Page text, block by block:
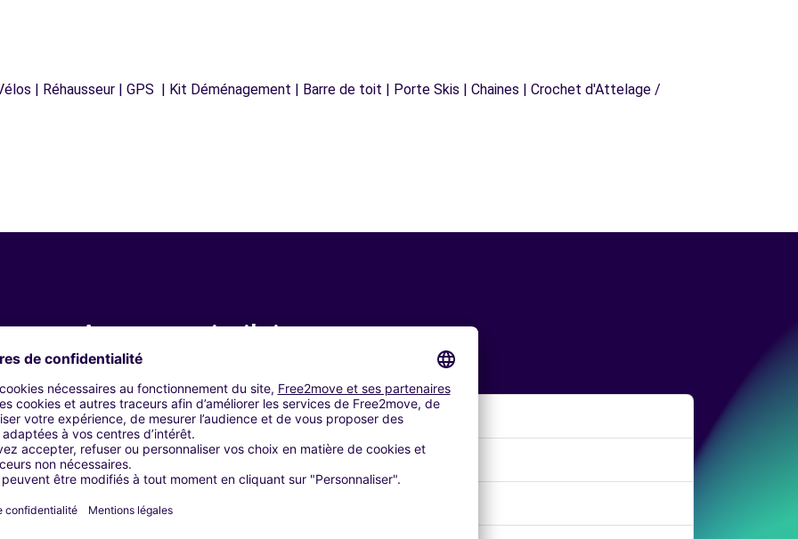
| Réhausseur | GPS | Kit Déménagement | Barre de toit | Porte Skis | Chaines | Crochet d'Attelage /
Agences similaires
(C)